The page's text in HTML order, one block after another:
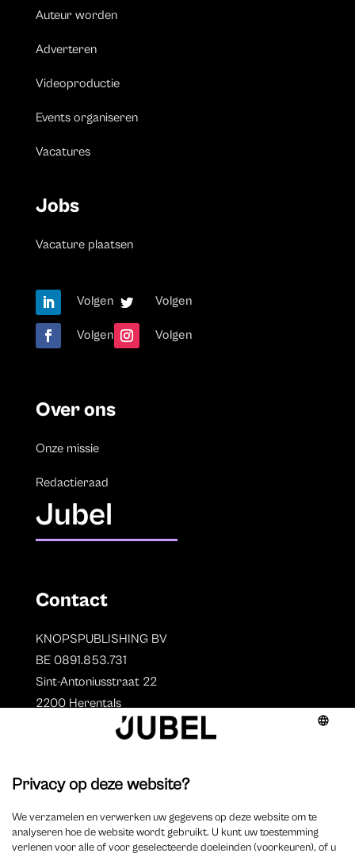
Auteur worden
Adverteren
Videoproductie
Events organiseren
Vacatures
Jobs
Vacature plaatsen
Volgen Volgen
Volgen Volgen
Over ons
Onze missie
Redactieraad
Jubel
Contact
KNOPSPUBLISHING BV
BE 0891.853.731
Sint-Antoniusstraat 22
2200 Herentals
Auteurs
Overzicht auteurs